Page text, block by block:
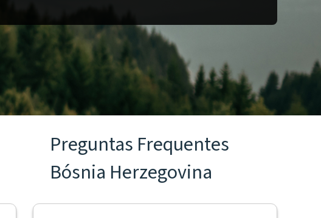
Preguntas Frequentes
Bósnia Herzegovina